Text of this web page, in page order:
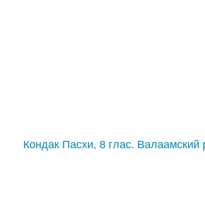
Кондак Пасхи, 8 глас. Валаамский